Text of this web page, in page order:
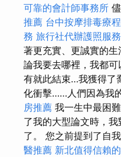
可靠的會計師事務所
推薦 台中按摩排毒療
務 旅行社代辦護照服務
著更充實、更誠實的
論我要去哪裡，我都可
有就此結束…我獲得了
化衝擊……人們因為我
房推薦 我一生中最困
了我的大型論文時，
了。 您之前提到了自
醫推薦 新北值得信賴